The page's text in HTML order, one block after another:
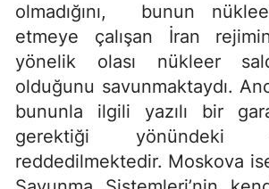
olmadığını, bunun
etmeye çalışan İran
yönelik olası nükleer
olduğunu savunmaktaydı.
bununla ilgili yazılı bir
gerektiği
reddedilmektedir. Moskova